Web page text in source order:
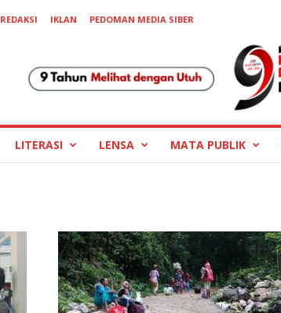
REDAKSI IKLAN
PEDOMAN MEDIA SIBER
LITERASI LENSA MATA PUBLIK